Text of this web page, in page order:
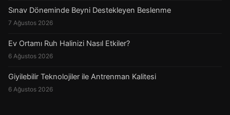
Sınav Döneminde Beyni Destekleyen Beslenme
7 Ağustos 2026
Ev Ortamı Ruh Halinizi Nasıl Etkiler?
6 Ağustos 2026
Giyilebilir Teknolojiler ile Antrenman Kalitesi
6 Ağustos 2026